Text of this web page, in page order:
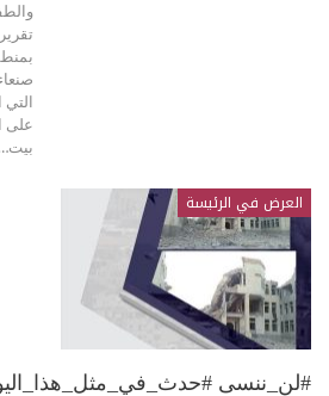
التي
على
العرض في الرئيسة
#لن_ننسى